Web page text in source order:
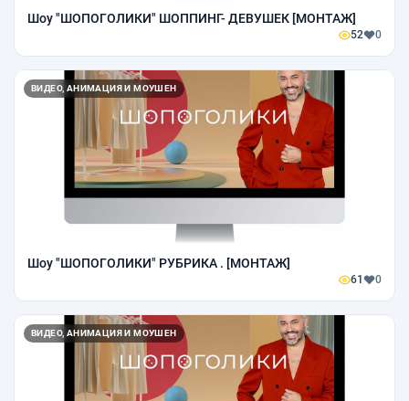
Шоу "ШОПОГОЛИКИ" ШОППИНГ- ДЕВУШЕК [МОНТАЖ]
52 0
ВИДЕО, АНИМАЦИЯ И МОУШЕН
Шоу "ШОПОГОЛИКИ" РУБРИКА . [МОНТАЖ]
61 0
ВИДЕО, АНИМАЦИЯ И МОУШЕН